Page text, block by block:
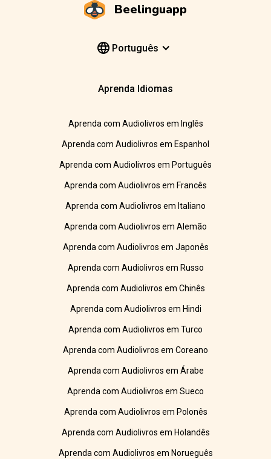
Beelinguapp
Português
Aprenda Idiomas
Aprenda com Audiolivros em Inglês
Aprenda com Audiolivros em Espanhol
Aprenda com Audiolivros em Português
Aprenda com Audiolivros em Francês
Aprenda com Audiolivros em Italiano
Aprenda com Audiolivros em Alemão
Aprenda com Audiolivros em Japonês
Aprenda com Audiolivros em Russo
Aprenda com Audiolivros em Chinês
Aprenda com Audiolivros em Hindi
Aprenda com Audiolivros em Turco
Aprenda com Audiolivros em Coreano
Aprenda com Audiolivros em Árabe
Aprenda com Audiolivros em Sueco
Aprenda com Audiolivros em Polonês
Aprenda com Audiolivros em Holandês
Aprenda com Audiolivros em Norueguês